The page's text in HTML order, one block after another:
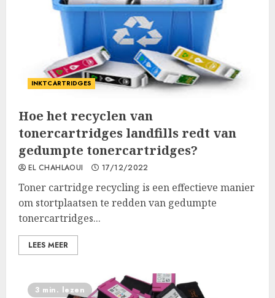
INKTCARTRIDGES
Hoe het recyclen van
tonercartridges landfills redt van
gedumpte tonercartridges?
EL CHAHLAOUI 17/12/2022
Toner cartridge recycling is een effectieve manier
om stortplaatsen te redden van gedumpte
tonercartridges...
LEES MEER
3 min. lezen